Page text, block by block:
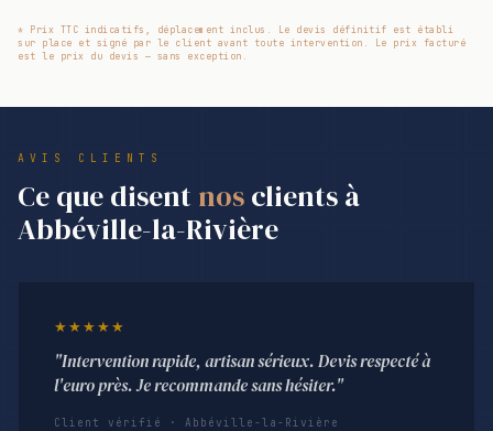
* Prix TTC indicatifs, déplacement inclus. Le devis définitif est établi
sur place et signé par le client avant toute intervention. Le prix facturé
est le prix du devis — sans exception.
AVIS CLIENTS
Ce que disent nosclients à
Abbéville-la-Rivière
★★★★★
"Intervention rapide, artisan sérieux. Devis respecté à
l'euro près. Je recommande sans hésiter."
Client vérifié · Abbéville-la-Rivière